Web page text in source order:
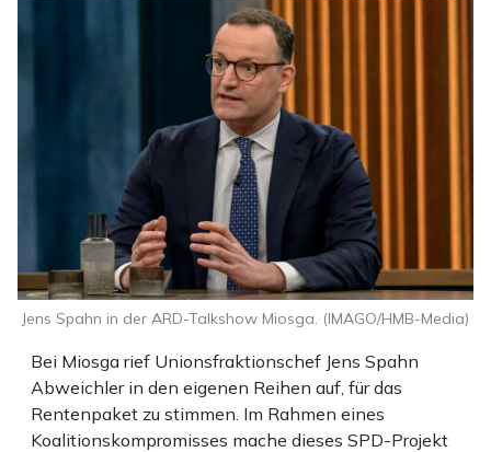
Bei Miosga rief Unionsfraktionschef Jens Spahn
Abweichler in den eigenen Reihen auf, für das
Rentenpaket zu stimmen. Im Rahmen eines
Koalitionskompromisses mache dieses SPD-Projekt
Jens Spahn in der ARD-Talkshow Miosga. (IMAGO/HMB-Media)